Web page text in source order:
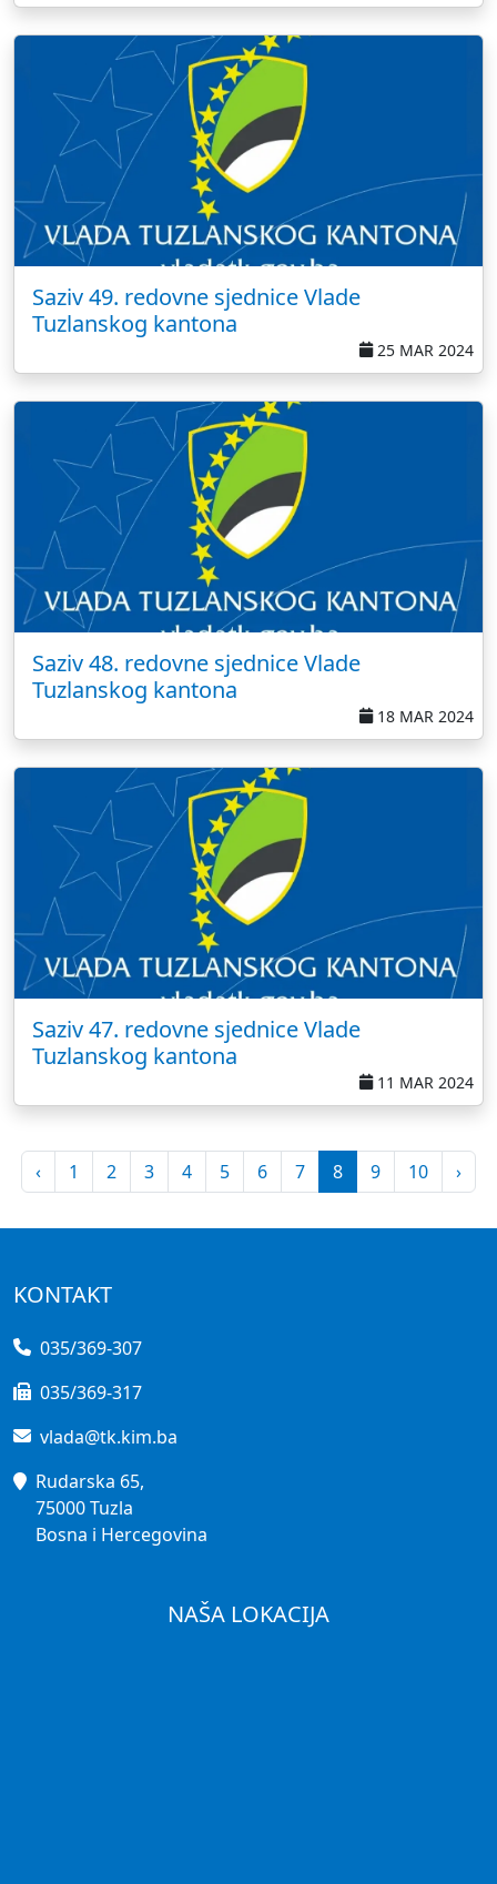
Saziv 49. redovne sjednice Vlade
Tuzlanskog kantona
25 MAR 2024
Saziv 48. redovne sjednice Vlade
Tuzlanskog kantona
18 MAR 2024
Saziv 47. redovne sjednice Vlade
Tuzlanskog kantona
11 MAR 2024
‹ 1 2 3 4 5 6 7 8 9 10 ›
KONTAKT
035/369-307
035/369-317
vlada@tk.kim.ba
Rudarska 65,
75000 Tuzla
Bosna i Hercegovina
NAŠA LOKACIJA